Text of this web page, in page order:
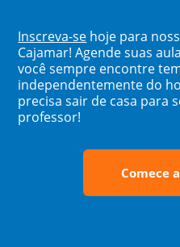
Inscreva-se hoje para
Cajamar! Agende suas
você sempre encontre
independentemente do
precisa sair de casa para
professor!
Comece